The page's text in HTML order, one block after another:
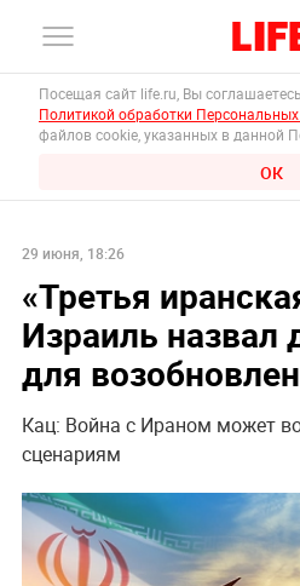
Посещая сайт life.ru, Вы
Политикой обработки
файлов cookie, указанных в данной
ОК
29 июня, 18:26
«Третья
Израиль назвал
для
Кац: Война с Ираном может
сценариям